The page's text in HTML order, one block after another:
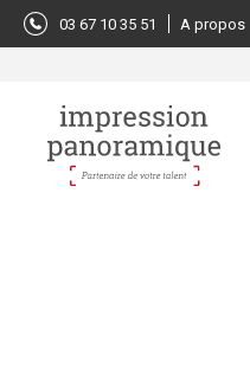
03 67 10 35 51 A propos
Panneau de gestion des cookies